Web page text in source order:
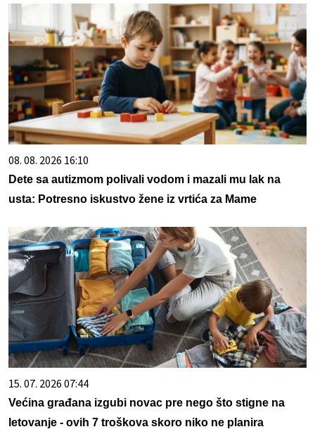
08. 08. 2026 16:10
Dete sa autizmom polivali vodom i mazali mu lak na
usta: Potresno iskustvo žene iz vrtića za Mame
15. 07. 2026 07:44
Većina građana izgubi novac pre nego što stigne na
letovanje - ovih 7 troškova skoro niko ne planira